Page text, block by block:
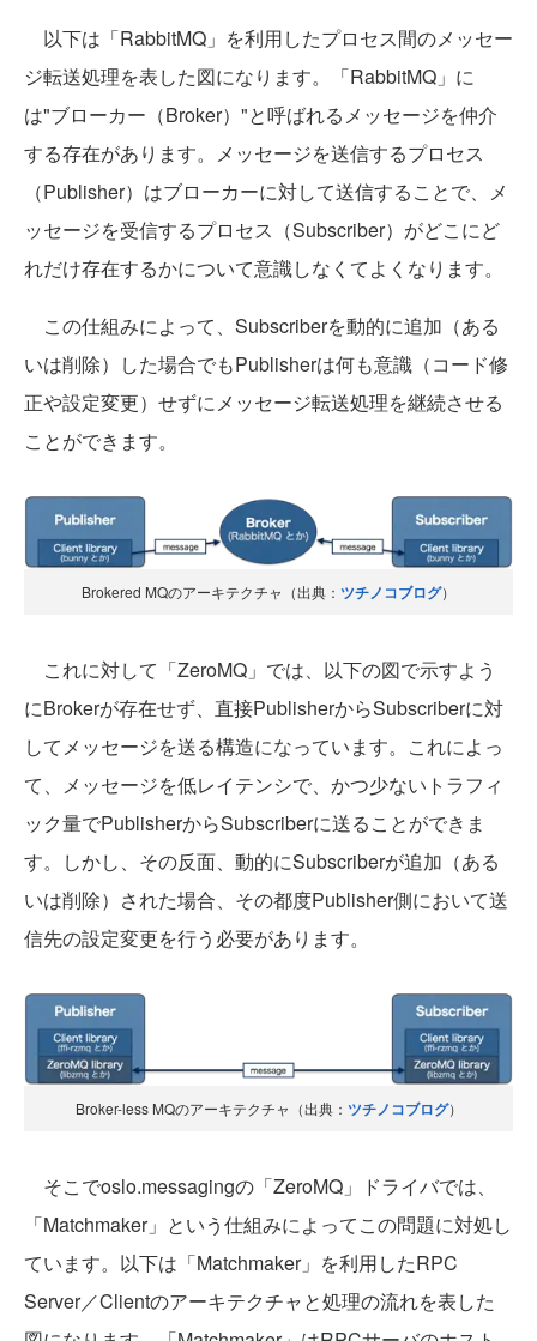
以下は「RabbitMQ」を利用したプロセス間のメッセー
ジ転送処理を表した図になります。「RabbitMQ」に
は"ブローカー（Broker）"と呼ばれるメッセージを仲介
する存在があります。メッセージを送信するプロセス
（Publisher）はブローカーに対して送信することで、メ
ッセージを受信するプロセス（Subscriber）がどこにど
れだけ存在するかについて意識しなくてよくなります。
この仕組みによって、Subscriberを動的に追加（ある
いは削除）した場合でもPublisherは何も意識（コード修
正や設定変更）せずにメッセージ転送処理を継続させる
ことができます。
Brokered MQのアーキテクチャ（出典： ツチノコブログ）
これに対して「ZeroMQ」では、以下の図で示すよう
にBrokerが存在せず、直接PublisherからSubscriberに対
してメッセージを送る構造になっています。これによっ
て、メッセージを低レイテンシで、かつ少ないトラフィ
ック量でPublisherからSubscriberに送ることができま
す。しかし、その反面、動的にSubscriberが追加（ある
いは削除）された場合、その都度Publisher側において送
信先の設定変更を行う必要があります。
Broker-less MQのアーキテクチャ（出典： ツチノコブログ）
そこでoslo.messagingの「ZeroMQ」ドライバでは、
「Matchmaker」という仕組みによってこの問題に対処し
ています。以下は「Matchmaker」を利用したRPC
Server／Clientのアーキテクチャと処理の流れを表した